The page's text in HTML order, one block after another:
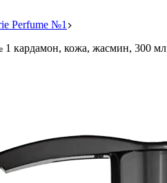
Perfume №1
кардамон, кожа, жасмин, 300 мл